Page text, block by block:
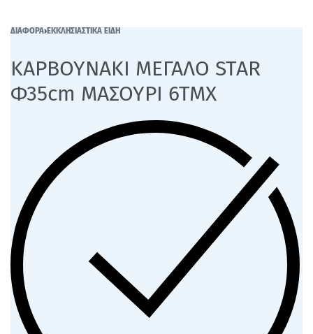
ΔΙΑΦΟΡΑ›ΕΚΚΛΗΣΙΑΣΤΙΚΑ ΕΙΔΗ
ΚΑΡΒΟΥΝΑΚΙ ΜΕΓΑΛΟ STAR
Φ35cm ΜΑΣΟΥΡΙ 6ΤΜΧ